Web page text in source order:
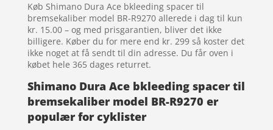
Køb Shimano Dura Ace bkleeding spacer til
bremsekaliber model BR-R9270 allerede i dag til kun
kr. 15.00 – og med prisgarantien, bliver det ikke
billigere. Køber du for mere end kr. 299 så koster det
ikke noget at få sendt til din adresse. Du får oven i
købet hele 365 dages returret.
Shimano Dura Ace bkleeding spacer til
bremsekaliber model BR-R9270 er
populær for cyklister